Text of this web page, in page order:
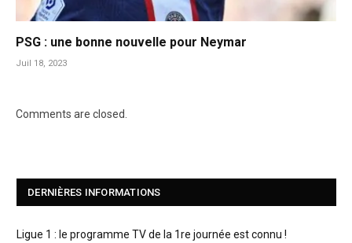
PSG : une bonne nouvelle pour Neymar
Juil 18, 2023
Comments are closed.
DERNIÈRES INFORMATIONS
Ligue 1 : le programme TV de la 1re journée est connu !